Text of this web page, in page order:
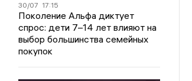
30/07 17:15
Поколение Альфа диктует
спрос: дети 7–14 лет влияют на
выбор большинства семейных
покупок